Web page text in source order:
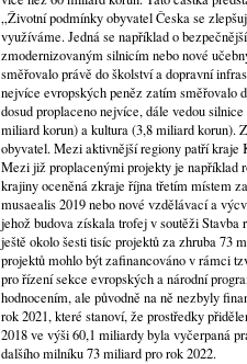
„Životní podmínky obyvatel Česka se
využíváme. Jedná se například o
zmodernizovaným silnicím nebo nové
směřovalo právě do školství a dopravní
nejvíce evropských peněz zatím směřovalo
dosud proplaceno nejvíce, dále vedou
miliard korun) a kultura (3,8 miliard korun).
obyvatel. Mezi aktivnější regiony patří kraje
Mezi již proplacenými projekty je například
krajiny oceněná zkraje října třetím místem
musaealis 2019 nebo nové vzdělávací a
jehož budova získala trofej v soutěži
ještě okolo šesti tisíc projektů za zhruba 73
projektů mohlo být zafinancováno v rámci
pro řízení sekce evropských a národní
hodnocením, ale původně na ně nezbyly
rok 2021, které stanoví, že prostředky
2018 ve výši 60,1 miliardy byla vyčerpaná
dalšího milníku 73 miliard pro rok 2022.